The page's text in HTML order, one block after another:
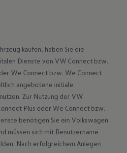
kaufen, haben Sie die
Dienste von VW Connect bzw.
We Connect bzw. We Connect
angebotene initiale
Zur Nutzung der VW
Plus oder We Connect bzw.
benötigen Sie ein Volkswagen
müssen sich mit Benutzername
Nach erfolgreichem Anlegen